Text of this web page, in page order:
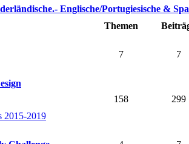
Englische/Portugiesische &
Themen
7 7
2015-2019
158 299